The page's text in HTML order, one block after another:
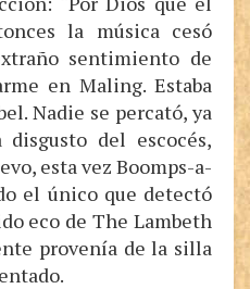
la música cesó
sentimiento de
en Maling. Estaba
Nadie se percató, ya
del escocés,
esta vez Boomps-a-
el único que detectó
eco de The Lambeth
provenía de la silla